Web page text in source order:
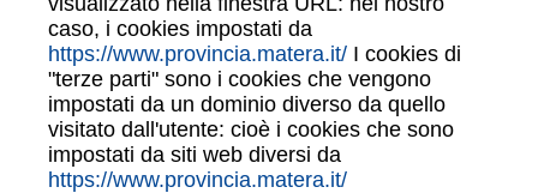
caso, i cookies impostati da
https://www.provincia.matera.it/ I cookies di
"terze parti" sono i cookies che vengono
impostati da un dominio diverso da quello
visitato dall'utente: cioè i cookies che sono
impostati da siti web diversi da
https://www.provincia.matera.it/